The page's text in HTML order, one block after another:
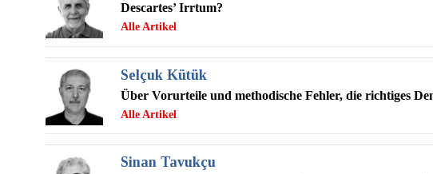
Descartes’ Irrtum?
Selçuk Kütük
Über Vorurteile und methodische Fehler, die richtiges
Sinan Tavukçu